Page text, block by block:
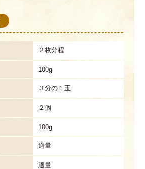
２枚分程
100g
３分の１玉
２個
100g
適量
適量